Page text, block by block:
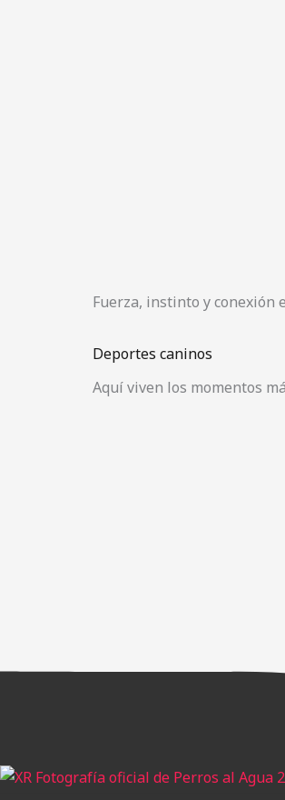
Fuerza, instinto y conexión
Deportes caninos
Aquí viven los momentos